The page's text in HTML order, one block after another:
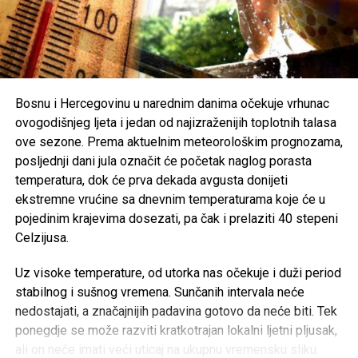
ljudskih života i tragedije koja je pogodila cijelu zajednicu.
Organizatori Zenica Summer Festa poručili su da je odluka
o otkazivanju donesena iz poštovanja prema nastradalima i
njihovim porodicama, naglašavajući da će prilika za muziku
i zabavu uvijek biti, dok izgubljeni životi ne mogu biti
vraćeni.
Brojni građani podržali su ovu odluku, ističući da u
trenucima kolektivne tuge solidarnost i suosjećanje moraju
biti ispred svih drugih interesa.
Rasprava koja se razvila na društvenim mrežama još
jednom je pokazala koliko je važno njegovati kulturu
empatije, poštovanja i odgovornosti, posebno u trenucima
kada cijela zajednica dijeli bol zbog nenadoknadivog
gubitka.
Bosnu i Hercegovinu u narednim danima očekuje vrhunac
ovogodišnjeg ljeta i jedan od najizraženijih toplotnih talasa
ove sezone. Prema aktuelnim meteorološkim prognozama,
posljednji dani jula označit će početak naglog porasta
temperatura, dok će prva dekada avgusta donijeti
ekstremne vrućine sa dnevnim temperaturama koje će u
pojedinim krajevima dosezati, pa čak i prelaziti 40 stepeni
Celzijusa.
Uz visoke temperature, od utorka nas očekuje i duži period
stabilnog i sušnog vremena. Sunčanih intervala neće
nedostajati, a značajnijih padavina gotovo da neće biti. Tek
ponegdje se može razviti kratkotrajan lokalni ljetni pljusak,
ali on neće imati veći uticaj na ukupnu vremensku sliku.